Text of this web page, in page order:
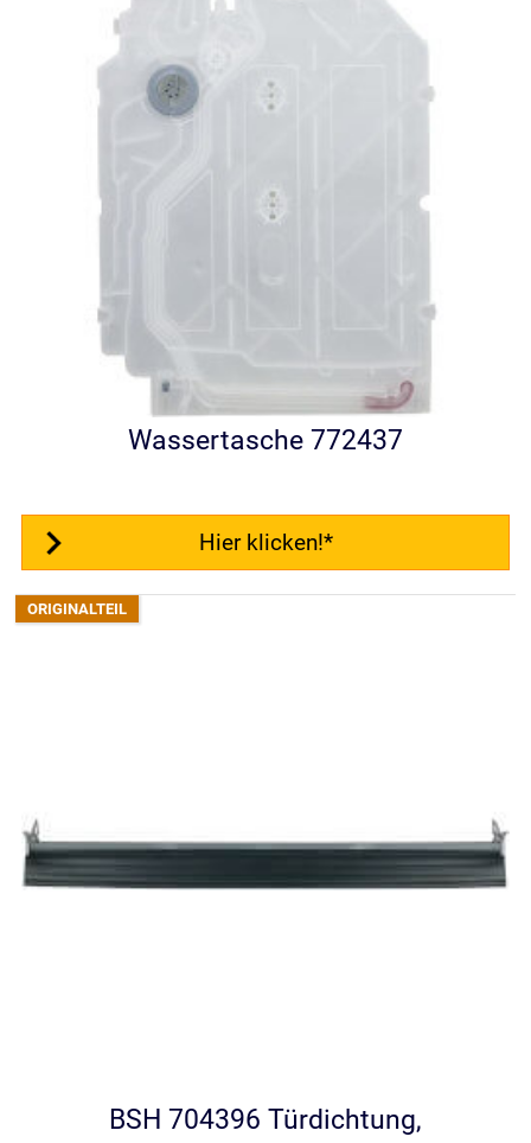
Wassertasche 772437
Hier klicken!*
BSH 704396 Türdichtung,